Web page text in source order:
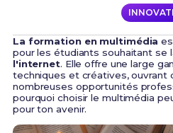
La formation en multimédia
pour les étudiants souhaitant se
l'internet. Elle offre une large
techniques et créatives, ouvrant
nombreuses opportunités
pourquoi choisir le multimédia
pour ton avenir.